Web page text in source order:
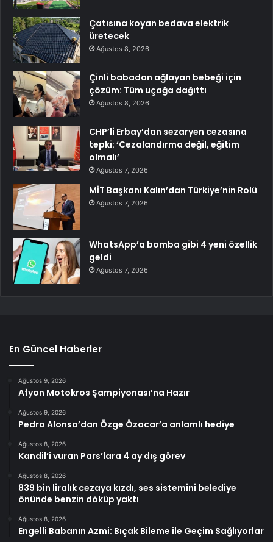
Çatısına koyan bedava elektrik
üretecek
Ağustos 8, 2026
Çinli babadan ağlayan bebeği için
çözüm: Tüm uçağa dağıttı
Ağustos 8, 2026
CHP’li Erbay’dan sezaryen cezasına
tepki: ‘Cezalandırma değil, eğitim
olmalı’
Ağustos 7, 2026
MİT Başkanı Kalın’dan Türkiye’nin Rolü
Ağustos 7, 2026
WhatsApp’a bomba gibi 4 yeni özellik
geldi
Ağustos 7, 2026
En Güncel Haberler
Ağustos 9, 2026
Afyon Motokros Şampiyonası’na Hazır
Ağustos 9, 2026
Pedro Alonso’dan Özge Özacar’a anlamlı hediye
Ağustos 8, 2026
Kandil’i vuran Pars’lara 4 ay dış görev
Ağustos 8, 2026
839 bin liralık cezaya kızdı, ses sistemini belediye
önünde benzin döküp yaktı
Ağustos 8, 2026
Engelli Babanın Azmi: Bıçak Bileme ile Geçim Sağlıyorlar